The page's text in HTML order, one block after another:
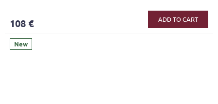
108 € ADD TO CART
New